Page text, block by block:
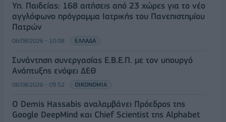
Υπ. Παιδείας: 168 αιτήσεις από 23 χώρες για το νέο
αγγλόφωνο πρόγραμμα Ιατρικής του Πανεπιστημίου
Πατρών
06/08/2026 - 10:08 ΕΛΛΑΔΑ
Συνάντηση συνεργασίας Ε.Β.Ε.Π. με τον υπουργό
Ανάπτυξης ενόψει ΔΕΘ
06/08/2026 - 09:52 ΟΙΚΟΝΟΜΙΑ
Ο Demis Hassabis αναλαμβάνει Πρόεδρος της
Google DeepMind και Chief Scientist της Alphabet